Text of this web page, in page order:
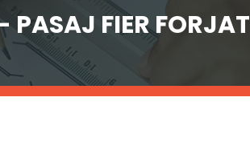
PASAJ FIER FORJAT